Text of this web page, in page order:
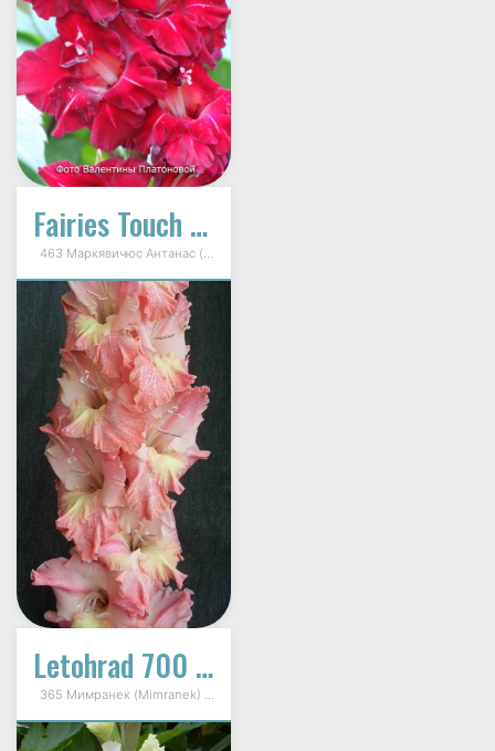
Fairies Touch (Фэйриз Точ, Прикосновение Феи)
Letohrad 700 Let (Летохрад 700 Лет)